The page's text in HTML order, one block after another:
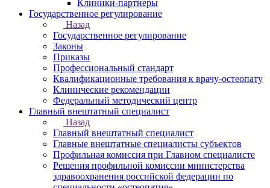
Клиники-партнеры
Государственное регулирование
Назад
Государственное регулирование
Законы
Приказы
Профессиональный стандарт
Квалификационные требования к врачу-остеопату
Клинические рекомендации
Федеральный методический центр
Главный внештатный специалист
Назад
Главный внештатный специалист
Главные внештатные специалисты субъектов
Профильная комиссия при Главном специалисте
Решения профильной комиссии министерства
здравоохранения российской федерации по